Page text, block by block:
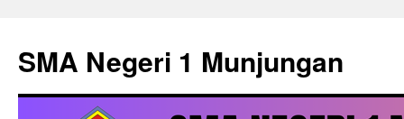
content
SMA Negeri 1 Munjungan